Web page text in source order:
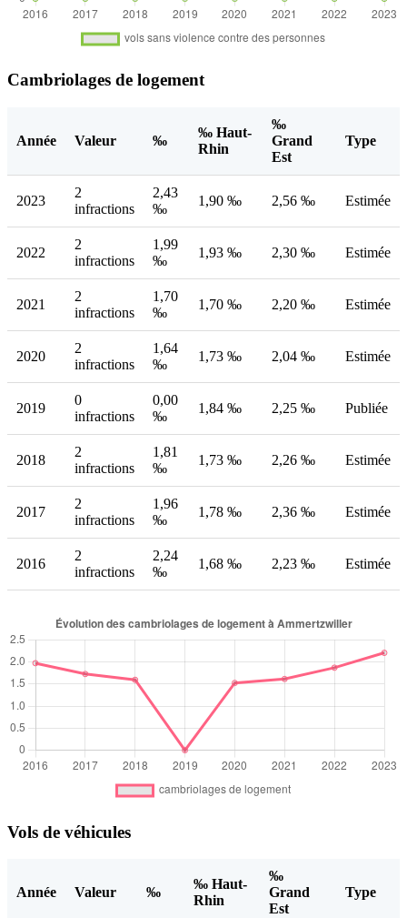
Cambriolages de logement
Année Valeur ‰
‰ Haut-
Rhin
‰
Grand
Est
Type
2023
2
infractions
2,43
‰
1,90 ‰ 2,56 ‰ Estimée
2022
2
infractions
1,99
‰
1,93 ‰ 2,30 ‰ Estimée
2021
2
infractions
1,70
‰
1,70 ‰ 2,20 ‰ Estimée
2020
2
infractions
1,64
‰
1,73 ‰ 2,04 ‰ Estimée
2019
0
infractions
0,00
‰
1,84 ‰ 2,25 ‰ Publiée
2018
2
infractions
1,81
‰
1,73 ‰ 2,26 ‰ Estimée
2017
2
infractions
1,96
‰
1,78 ‰ 2,36 ‰ Estimée
2016
2
infractions
2,24
‰
1,68 ‰ 2,23 ‰ Estimée
Vols de véhicules
Année Valeur ‰
‰ Haut-
Rhin
‰
Grand
Est
Type